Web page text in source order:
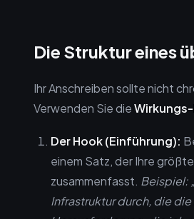
Die Struktur eines
Ihr Anschreiben sollte nicht
Verwenden Sie die
Der Hook (Einführung):
einem Satz, der Ihre
zusammenfasst. Beispiel:
Infrastruktur durch, die